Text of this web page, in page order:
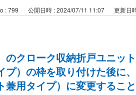
: 799 公開日時 : 2024/07/11 11:07 更新日
のクローク収納折戸ユニッ
プ）の枠を取り付けた後に
兼用タイプ）に変更するこ